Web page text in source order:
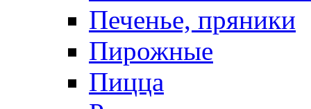
Печенье, пряники
Пирожные
Пицца